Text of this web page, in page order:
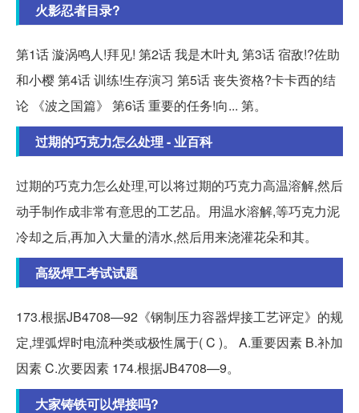
火影忍者目录?
第1话 漩涡鸣人!拜见! 第2话 我是木叶丸 第3话 宿敌!?佐助
和小樱 第4话 训练!生存演习 第5话 丧失资格?卡卡西的结
论 《波之国篇》 第6话 重要的任务!向... 第。
过期的巧克力怎么处理 - 业百科
过期的巧克力怎么处理,可以将过期的巧克力高温溶解,然后
动手制作成非常有意思的工艺品。用温水溶解,等巧克力泥
冷却之后,再加入大量的清水,然后用来浇灌花朵和其。
高级焊工考试试题
173.根据JB4708—92《钢制压力容器焊接工艺评定》的规
定,埋弧焊时电流种类或极性属于( C )。 A.重要因素 B.补加
因素 C.次要因素 174.根据JB4708—9。
大家铸铁可以焊接吗?